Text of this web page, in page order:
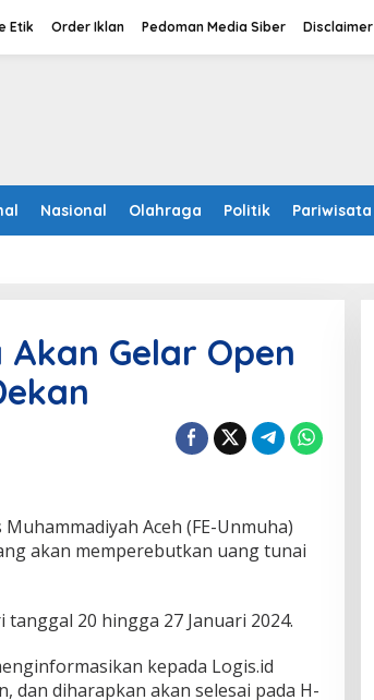
Etik Order Iklan Pedoman Media Siber Disclaimer
Nasional Olahraga Politik Pariwisata
Gelar Open
Aceh (FE-Unmuha)
akan memperebutkan uang tunai
20 hingga 27 Januari 2024.
kepada Logis.id
dan diharapkan akan selesai pada H-